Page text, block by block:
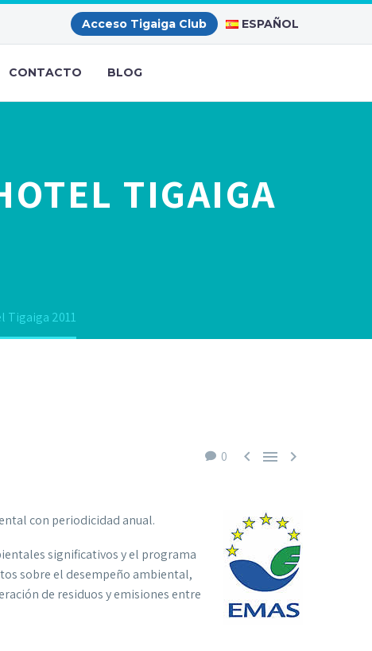
Acceso Tigaiga Club ESPAÑOL
CONTACTO BLOG
TIGAIGA
Tigaiga 2011
0   
con periodicidad anual.
significativos y el programa
sobre el desempeño ambiental,
de residuos y emisiones entre